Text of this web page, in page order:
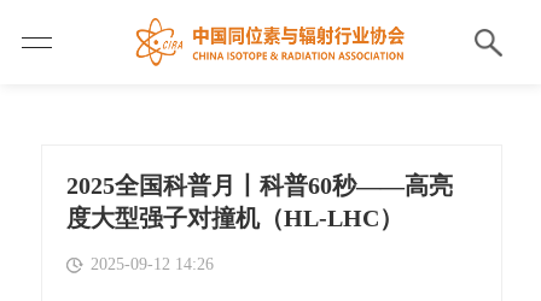
2025全国科普月丨科普60秒——高亮
度大型强子对撞机（HL-LHC）
2025-09-12 14:26